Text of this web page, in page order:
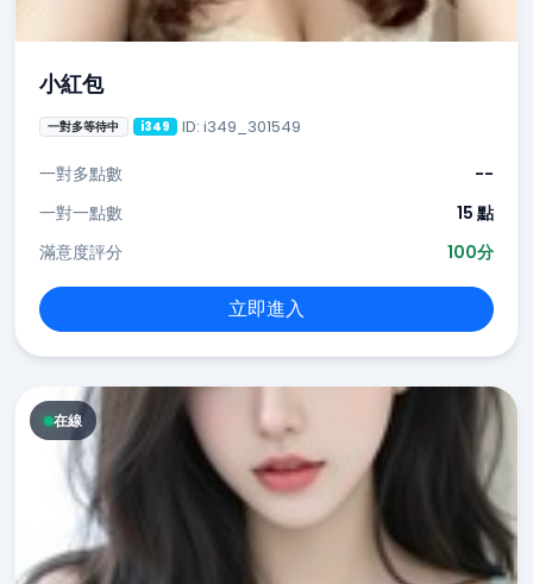
小紅包
一對多等待中 i349 ID: i349_301549
一對多點數
--
一對一點數
15 點
滿意度評分
100分
立即進入
在線